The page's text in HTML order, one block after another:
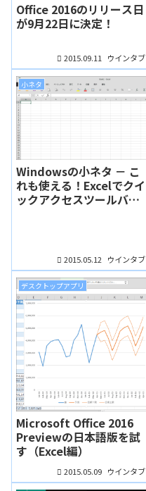
Office 2016のリリース日
が9月22日に決定！
2015.09.11 ウインタブ
小ネタ
Windowsの小ネタ － こ
れも使える！Excelでクイ
ックアクセスツールバー
2015.05.12 ウインタブ
デスクトップアプリ
Microsoft Office 2016
Previewの日本語版を試
す（Excel編）
2015.05.09 ウインタブ